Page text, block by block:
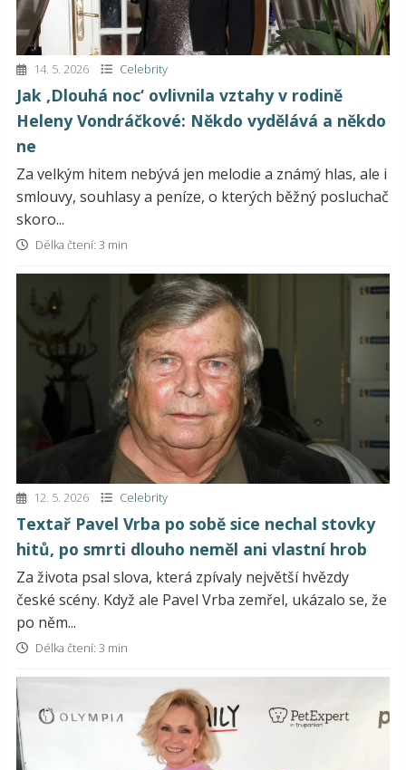
14. 5. 2026 Celebrity
Jak ‚Dlouhá noc‘ ovlivnila vztahy v rodině
Heleny Vondráčkové: Někdo vydělává a někdo
ne
Za velkým hitem nebývá jen melodie a známý hlas, ale i
smlouvy, souhlasy a peníze, o kterých běžný posluchač
skoro...
Délka čtení: 3 min
12. 5. 2026 Celebrity
Textař Pavel Vrba po sobě sice nechal stovky
hitů, po smrti dlouho neměl ani vlastní hrob
Za života psal slova, která zpívaly největší hvězdy
české scény. Když ale Pavel Vrba zemřel, ukázalo se, že
po něm...
Délka čtení: 3 min